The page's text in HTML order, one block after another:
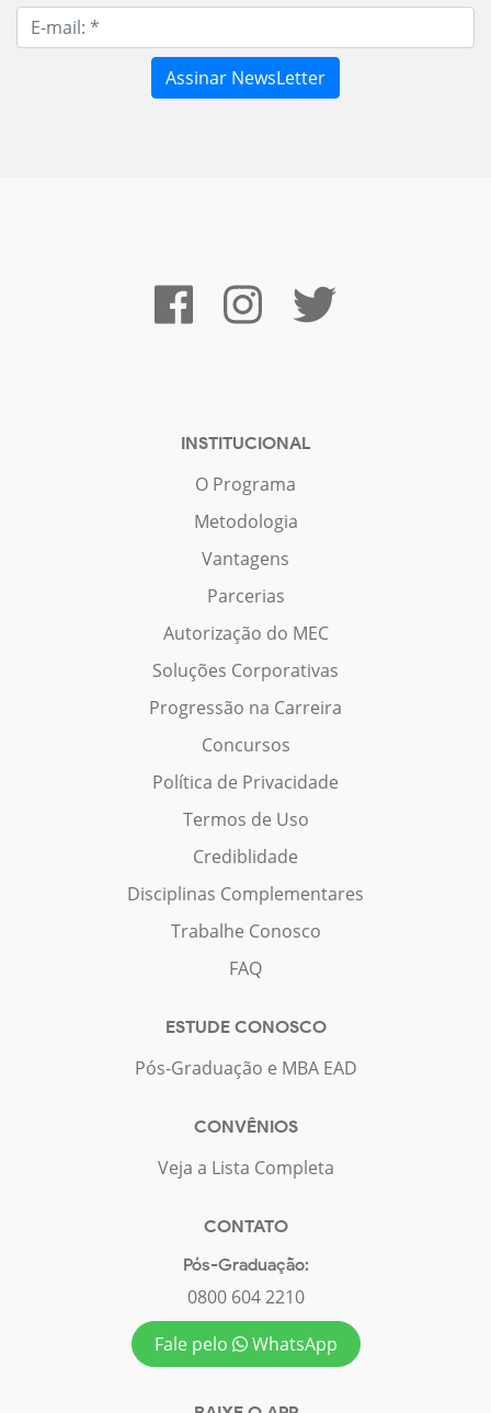
INSTITUCIONAL
O Programa
Metodologia
Vantagens
Parcerias
Autorização do MEC
Soluções Corporativas
Progressão na Carreira
Concursos
Política de Privacidade
Termos de Uso
Crediblidade
Disciplinas Complementares
Trabalhe Conosco
FAQ
ESTUDE CONOSCO
Pós-Graduação e MBA EAD
CONVÊNIOS
Veja a Lista Completa
CONTATO
Pós-Graduação:
0800 604 2210
Fale pelo
WhatsApp